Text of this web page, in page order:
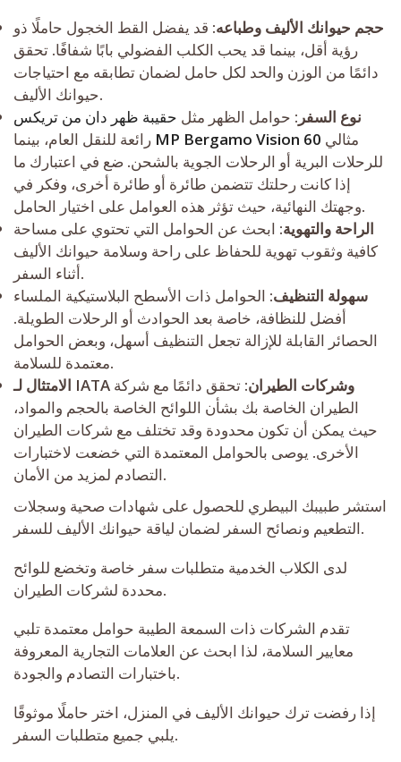
حجم حيوانك الأليف وطباعه: قد يفضل القط الخجول حاملًا ذو
رؤية أقل، بينما قد يحب الكلب الفضولي بابًا شفافًا. تحقق
دائمًا من الوزن والحد لكل حامل لضمان تطابقه مع احتياجات
حيوانك الأليف.
نوع السفر : حوامل الظهر مثل حقيبة ظهر دان من تريكس
MP Bergamo Vision 60
للرحلات البرية أو الرحلات الجوية بالشحن. ضع في اعتبارك ما
إذا كانت رحلتك تتضمن طائرة أو طائرة أخرى، وفكر في
وجهتك النهائية، حيث تؤثر هذه العوامل على اختيار الحامل.
الراحة والتهوية: ابحث عن الحوامل التي تحتوي على مساحة
كافية وثقوب تهوية للحفاظ على راحة وسلامة حيوانك الأليف
أثناء السفر.
سهولة التنظيف: الحوامل ذات الأسطح البلاستيكية الملساء
أفضل للنظافة، خاصة بعد الحوادث أو الرحلات الطويلة.
الحصائر القابلة للإزالة تجعل التنظيف أسهل، وبعض الحوامل
معتمدة للسلامة.
الامتثال لـ IATA وشركات الطيران: تحقق دائمًا مع شركة
الطيران الخاصة بك بشأن اللوائح الخاصة بالحجم والمواد،
حيث يمكن أن تكون محدودة وقد تختلف مع شركات الطيران
الأخرى. يوصى بالحوامل المعتمدة التي خضعت لاختبارات
التصادم لمزيد من الأمان.
استشر طبيبك البيطري للحصول على شهادات صحية وسجلات
التطعيم ونصائح السفر لضمان لياقة حيوانك الأليف للسفر.
لدى الكلاب الخدمية متطلبات سفر خاصة وتخضع للوائح
محددة لشركات الطيران.
تقدم الشركات ذات السمعة الطيبة حوامل معتمدة تلبي
معايير السلامة، لذا ابحث عن العلامات التجارية المعروفة
باختبارات التصادم والجودة.
إذا رفضت ترك حيوانك الأليف في المنزل، اختر حاملًا موثوقًا
يلبي جميع متطلبات السفر.